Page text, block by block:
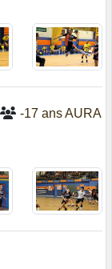
-17 ans AURA